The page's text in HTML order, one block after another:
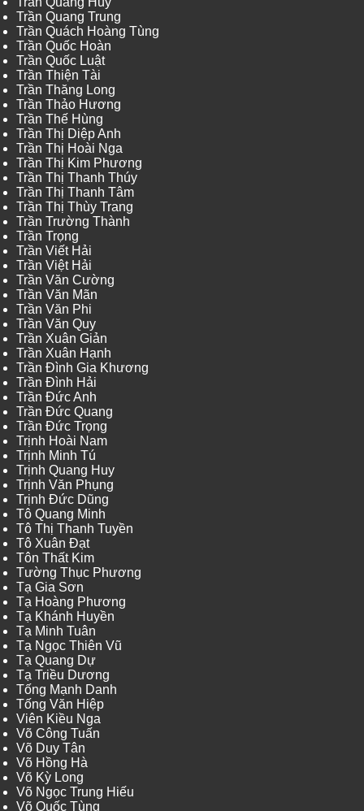
Trần Quang Trung
Trần Quách Hoàng Tùng
Trần Quốc Hoàn
Trần Quốc Luật
Trần Thiện Tài
Trần Thăng Long
Trần Thảo Hương
Trần Thế Hùng
Trần Thị Diệp Anh
Trần Thị Hoài Nga
Trần Thị Kim Phương
Trần Thị Thanh Thúy
Trần Thị Thanh Tâm
Trần Thị Thùy Trang
Trần Trường Thành
Trần Trọng
Trần Viết Hải
Trần Việt Hải
Trần Văn Cường
Trần Văn Mãn
Trần Văn Phi
Trần Văn Quy
Trần Xuân Giản
Trần Xuân Hạnh
Trần Đình Gia Khương
Trần Đình Hải
Trần Đức Anh
Trần Đức Quang
Trần Đức Trọng
Trịnh Hoài Nam
Trịnh Minh Tú
Trịnh Quang Huy
Trịnh Văn Phụng
Trịnh Đức Dũng
Tô Quang Minh
Tô Thị Thanh Tuyền
Tô Xuân Đạt
Tôn Thất Kim
Tường Thục Phương
Tạ Gia Sơn
Tạ Hoàng Phương
Tạ Khánh Huyền
Tạ Minh Tuân
Tạ Ngọc Thiên Vũ
Tạ Quang Dự
Tạ Triều Dương
Tống Mạnh Danh
Tống Văn Hiệp
Viên Kiều Nga
Võ Công Tuấn
Võ Duy Tân
Võ Hồng Hà
Võ Kỳ Long
Võ Ngọc Trung Hiếu
Võ Quốc Tùng